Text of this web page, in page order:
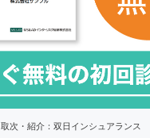
取次・紹介：双日インシュアランス